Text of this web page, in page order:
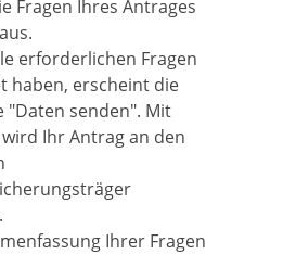
Fragen Ihres Antrages
erforderlichen Fragen
haben, erscheint die
"Daten senden". Mit
Ihr Antrag an den
Ihrer Fragen